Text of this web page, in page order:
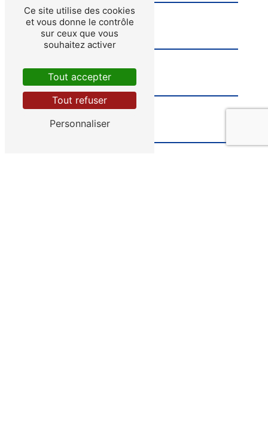
Ce site utilise des cookies
et vous donne le contrôle
sur ceux que vous
souhaitez activer
Tout accepter
Tout refuser
Personnaliser